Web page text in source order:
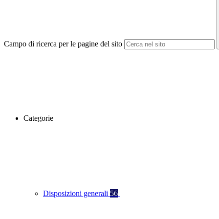
Campo di ricerca per le pagine del sito
Categorie
Disposizioni generali 56